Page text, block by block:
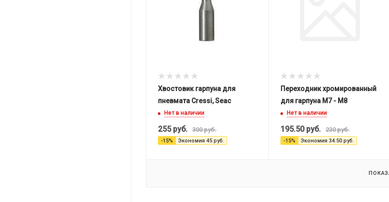
Хвостовик гарпуна для
пневмата Cressi, Seac
Нет в наличии
255руб. 300руб.
-15% Экономия 45 руб.
Переходник хромированный
для гарпуна М7 - М8
Нет в наличии
195.50руб. 230руб.
-15% Экономия 34.50 руб.